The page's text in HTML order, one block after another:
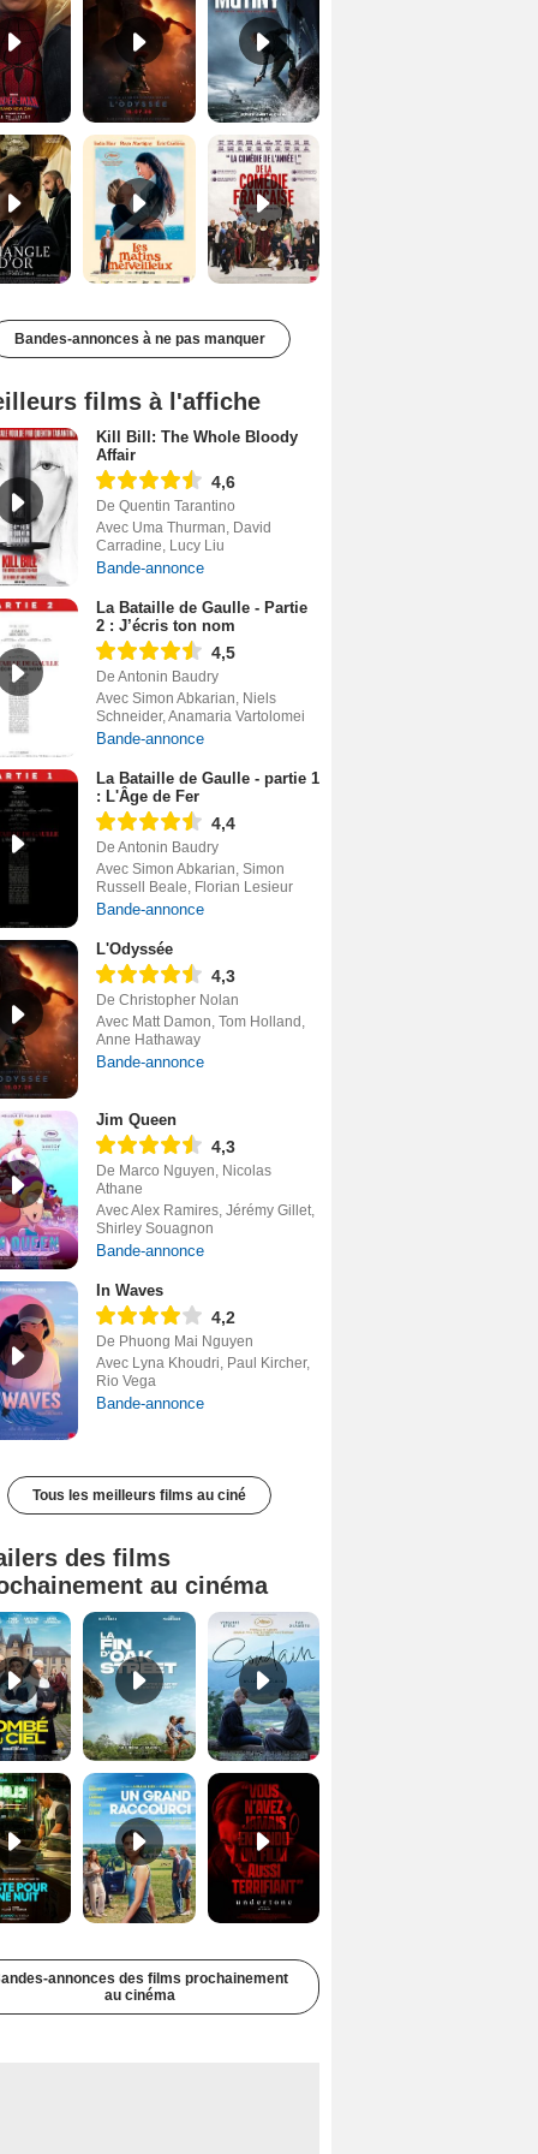
Les Matins merveilleux Bande-annonce VF De la Comédie-Française Teaser VF
Bandes-annonces à ne pas manquer
films à l'affiche
Kill Bill: The Whole Bloody
Affair
4,6
De Quentin Tarantino
Avec Uma Thurman, David
Carradine, Lucy Liu
Bande-annonce
La Bataille de Gaulle - Partie
2 : J’écris ton nom
4,5
De Antonin Baudry
Avec Simon Abkarian, Niels
Schneider, Anamaria Vartolomei
Bande-annonce
La Bataille de Gaulle - partie 1
: L'Âge de Fer
4,4
De Antonin Baudry
Avec Simon Abkarian, Simon
Russell Beale, Florian Lesieur
Bande-annonce
L'Odyssée
4,3
De Christopher Nolan
Avec Matt Damon, Tom Holland,
Anne Hathaway
Bande-annonce
Jim Queen
4,3
De Marco Nguyen, Nicolas
Athane
Avec Alex Ramires, Jérémy Gillet,
Shirley Souagnon
Bande-annonce
In Waves
4,2
De Phuong Mai Nguyen
Avec Lyna Khoudri, Paul Kircher,
Rio Vega
Bande-annonce
Tous les meilleurs films au ciné
des films
au cinéma
Tombé du ciel Bande-annonce VF La fin d’Oak Street Bande-annonce VO STFR
Juste pour une nuit Bande-annonce VO STFR Un grand raccourci Bande-annonce VF Undertone Bande-annonce VO STFR
annonces des films prochainement
au cinéma